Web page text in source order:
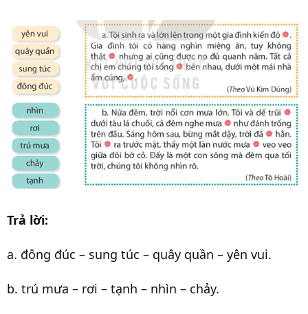
Trả lời:
a. đông đúc – sung túc – quây quần – yên vui.
b. trú mưa – rơi – tạnh – nhìn – chảy.